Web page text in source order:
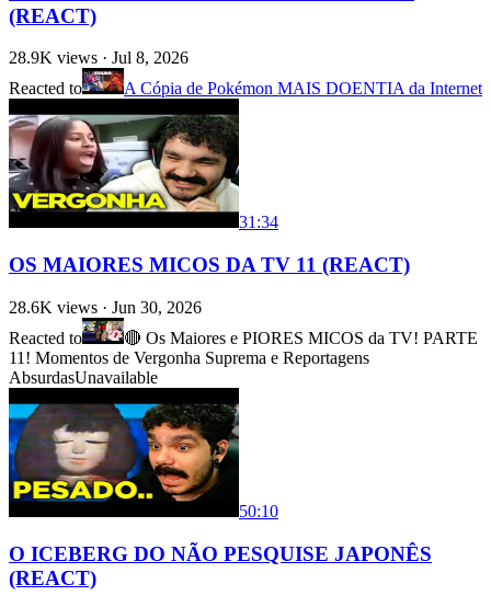
(REACT)
28.9K views · Jul 8, 2026
Reacted to
A Cópia de Pokémon MAIS DOENTIA da Internet
31:34
OS MAIORES MICOS DA TV 11 (REACT)
28.6K views · Jun 30, 2026
Reacted to
🔴 Os Maiores e PIORES MICOS da TV! PARTE
11! Momentos de Vergonha Suprema e Reportagens
AbsurdasUnavailable
50:10
O ICEBERG DO NÃO PESQUISE JAPONÊS
(REACT)